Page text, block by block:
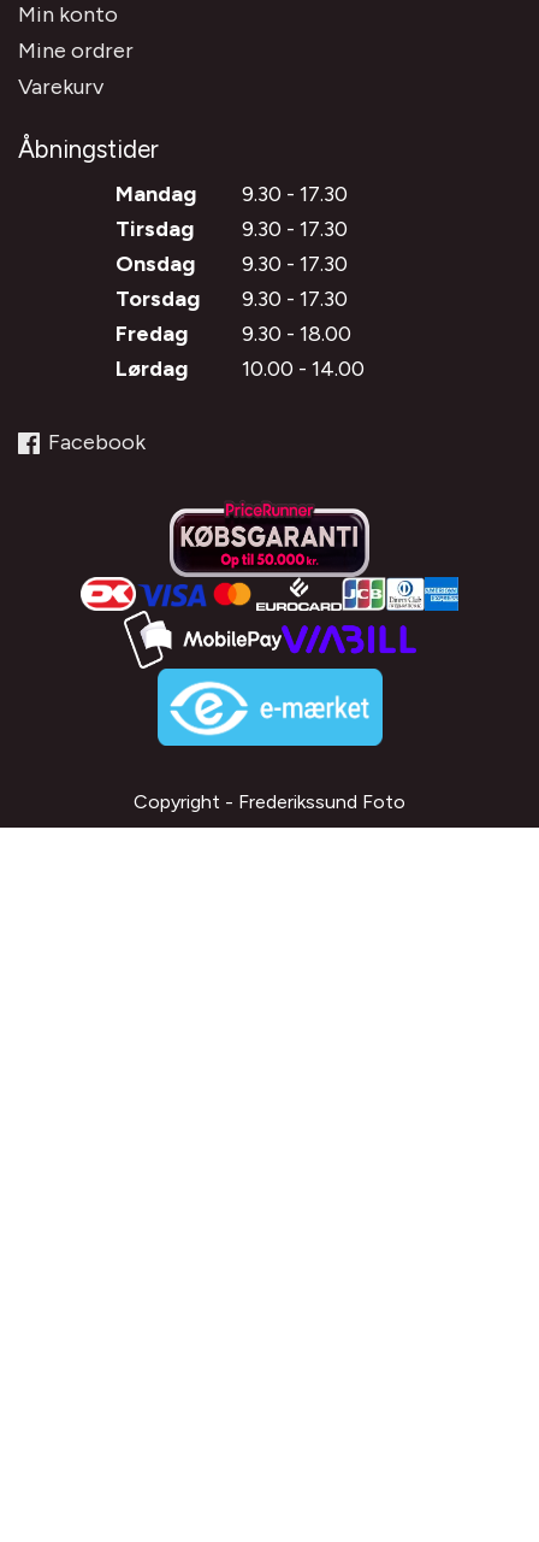
Min konto
Mine ordrer
Varekurv
Åbningstider
Mandag
9.30 - 17.30
Tirsdag
9.30 - 17.30
Onsdag
9.30 - 17.30
Torsdag
9.30 - 17.30
Fredag
9.30 - 18.00
Lørdag
10.00 - 14.00
Facebook
Copyright - Frederikssund Foto